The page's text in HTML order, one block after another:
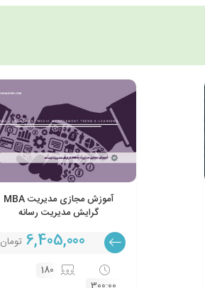
آموزش مجازی مدیریت MBA
گرایش مدیریت رسانه
6,405,000 تومان
180